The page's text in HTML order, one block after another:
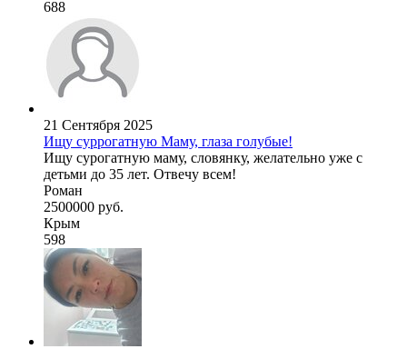
688
21 Сентября 2025
Ищу суррогатную Маму, глаза голубые!
Ищу сурогатную маму, словянку, желательно уже с
детьми до 35 лет. Отвечу всем!
Роман
2500000 руб.
Крым
598